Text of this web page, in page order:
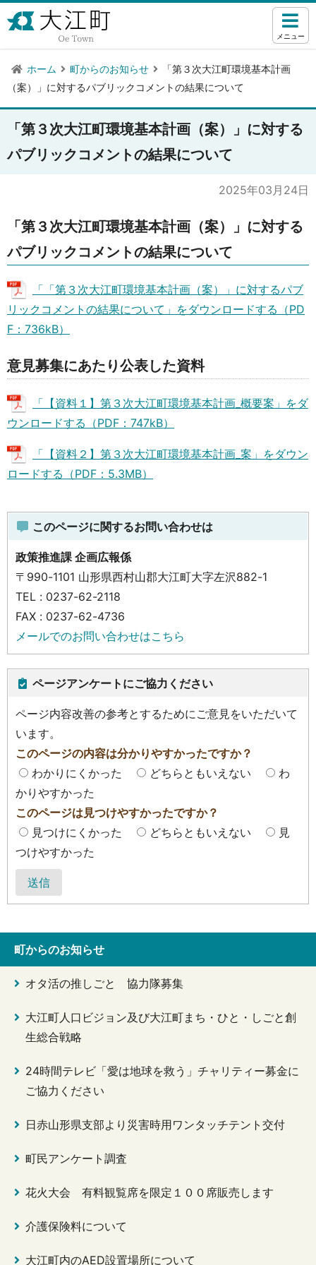
メニュー
ホーム 町からのお知らせ
「第３次大江町環境基本計画
（案）」に対するパブリックコメントの結果について
「第３次大江町環境基本計画（案）」に対する
パブリックコメントの結果について
2025年03月24日
「第３次大江町環境基本計画（案）」に対する
パブリックコメントの結果について
「「第３次大江町環境基本計画（案）」に対するパブ
リックコメントの結果について」をダウンロードする（PD
F：736kB）
意見募集にあたり公表した資料
「【資料１】第３次大江町環境基本計画_概要案」をダ
ウンロードする（PDF：747kB）
「【資料２】第３次大江町環境基本計画_案」をダウン
ロードする（PDF：5.3MB）
このページに関するお問い合わせは
政策推進課 企画広報係
〒990-1101 山形県西村山郡大江町大字左沢882-1
TEL : 0237-62-2118
FAX : 0237-62-4736
メールでのお問い合わせはこちら
ページアンケートにご協力ください
ページ内容改善の参考とするためにご意見をいただいて
います。
このページの内容は分かりやすかったですか？
わかりにくかった
どちらともいえない
わ
かりやすかった
このページは見つけやすかったですか？
見つけにくかった
どちらともいえない
見
つけやすかった
送信
町からのお知らせ
オタ活の推しごと 協力隊募集
大江町人口ビジョン及び大江町まち・ひと・しごと創
生総合戦略
24時間テレビ「愛は地球を救う」チャリティー募金に
ご協力ください
日赤山形県支部より災害時用ワンタッチテント交付
町民アンケート調査
花火大会 有料観覧席を限定１００席販売します
介護保険料について
大江町内のAED設置場所について